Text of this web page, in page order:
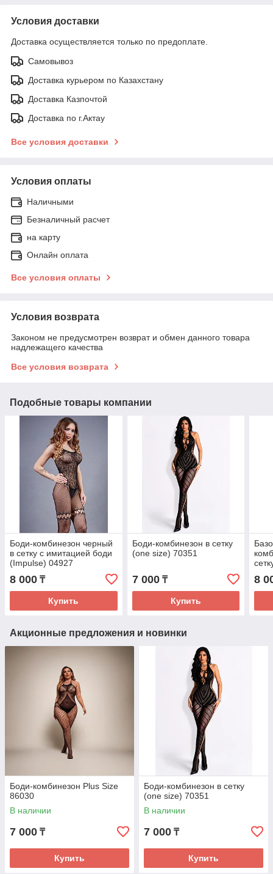
Условия доставки
Доставка осуществляется только по предоплате.
Самовывоз
Доставка курьером по Казахстану
Доставка Казпочтой
Доставка по г.Актау
Все условия доставки
Условия оплаты
Наличными
Безналичный расчет
на карту
Онлайн оплата
Все условия оплаты
Условия возврата
Законом не предусмотрен возврат и обмен данного товара
надлежащего качества
Все условия возврата
Подобные товары компании
Боди-комбинезон черный
в сетку с имитацией боди
(Impulse) 04927
8 000 ₸
Купить
Боди-комбинезон в сетку
(one size) 70351
7 000₸
Купить
8
Акционные предложения и новинки
Боди-комбинезон Plus Size
86030
В наличии
7 000 ₸
Купить
Боди-комбинезон в сетку
(one size) 70351
В наличии
7 000 ₸
Купить